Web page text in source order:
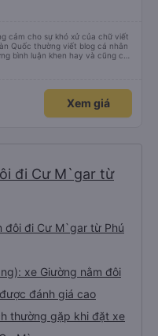
cảm cho sự khó xử của chữ viết
Quốc thường viết blog cá nhân
bình luận khen hay và cũng có
lắng. Đó là một sự lo lắng vô
는 다낭에서 꾸이년가는 버스를 탔습
모르겠는데, 제가 탄 버스는 쾌적
니다. 뭐 경적소리야 베트남에서는
Xem giá
đi Cư M`gar từ
đôi đi Cư M`gar từ Phú
xe Giường nằm đôi
đánh giá cao
thường gặp khi đặt xe